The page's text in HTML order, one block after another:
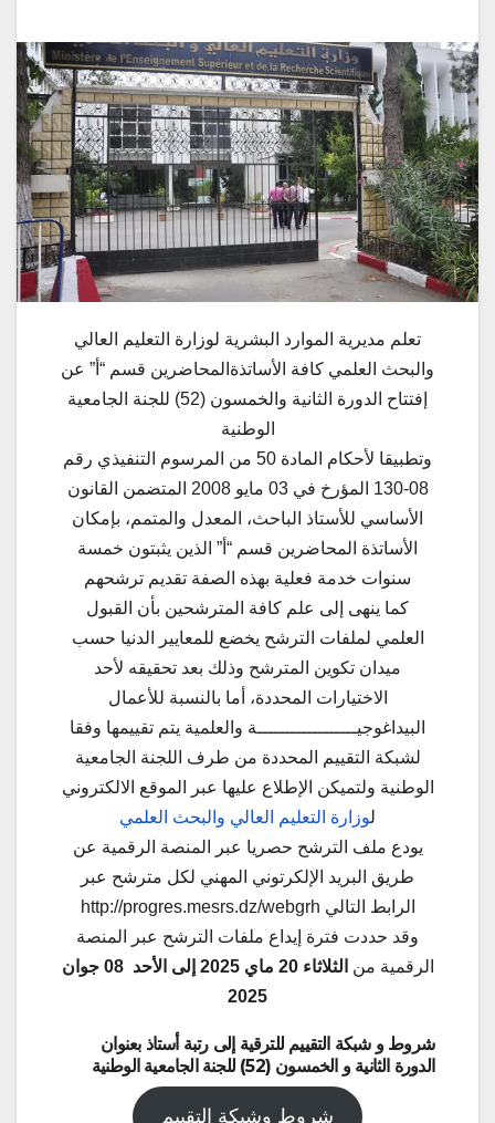
تعلم مديرية الموارد البشرية لوزارة التعليم العالي
والبحث العلمي كافة الأساتذةالمحاضرين قسم “أ” عن
إفتتاح الدورة الثانية والخمسون (52) للجنة الجامعية
الوطنية
وتطبيقا لأحكام المادة 50 من المرسوم التنفيذي رقم
08-130 المؤرخ في 03 مايو 2008 المتضمن القانون
الأساسي للأستاذ الباحث، المعدل والمتمم، بإمكان
الأساتذة المحاضرين قسم “أ” الذين يثبتون خمسة
سنوات خدمة فعلية بهذه الصفة تقديم ترشحهم
كما ينهى إلى علم كافة المترشحين بأن القبول
العلمي لملفات الترشح يخضع للمعايير الدنيا حسب
ميدان تكوين المترشح وذلك بعد تحقيقه لأحد
الاختيارات المحددة، أما بالنسبة للأعمال
البيداغوجيــــــــــــــــــة والعلمية يتم تقييمها وفقا
لشبكة التقييم المحددة من طرف اللجنة الجامعية
الوطنية ولتميكن الإطلاع عليها عبر الموقع الالكتروني
لوزارة التعليم العالي والبحث العلمي
يودع ملف الترشح حصريا عبر المنصة الرقمية عن
طريق البريد الإلكرتوني المهني لكل مترشح عبر
الرابط التالي http://progres.mesrs.dz/webgrh
وقد حددت فترة إيداع ملفات الترشح عبر المنصة
الرقمية من
الثلاثاء 20 ماي 2025 إلى الأحد 08 جوان
2025
شروط و شبكة التقييم للترقية إلى رتبة أستاذ بعنوان
الدورة الثانية و الخمسون (52) للجنة الجامعية الوطنية
شروط وشبكة التقييم